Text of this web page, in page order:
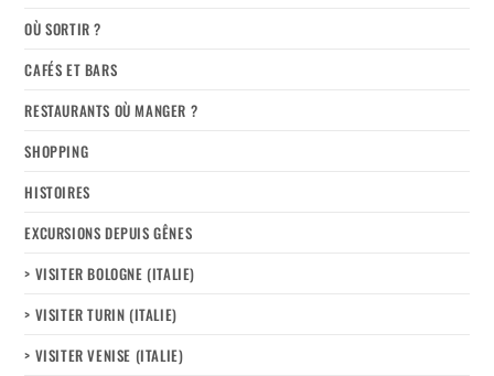
OÙ SORTIR ?
CAFÉS ET BARS
RESTAURANTS OÙ MANGER ?
SHOPPING
HISTOIRES
EXCURSIONS DEPUIS GÊNES
> VISITER BOLOGNE (ITALIE)
> VISITER TURIN (ITALIE)
> VISITER VENISE (ITALIE)